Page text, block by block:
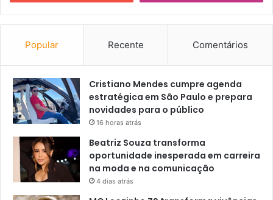
Popular Recente Comentários
Cristiano Mendes cumpre agenda
estratégica em São Paulo e prepara
novidades para o público
16 horas atrás
Beatriz Souza transforma
oportunidade inesperada em carreira
na moda e na comunicação
4 dias atrás